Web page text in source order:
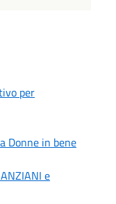
per
Donne in bene
e